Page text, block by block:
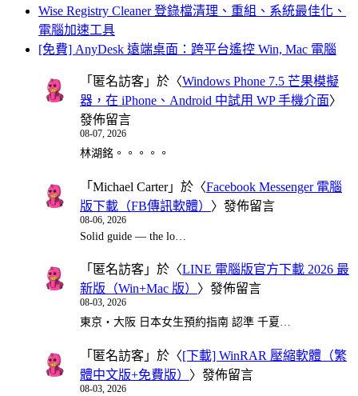
Wise Registry Cleaner 登錄檔清理、重組、系統最佳化、
電腦加速工具
[免費] AnyDesk 遠端桌面：跨平台遙控 Win, Mac 電腦
「 匿名訪客 」於〈Windows Phone 7.5 芒果模擬
器，在 iPhone、Android 中試用 WP 手機介面〉
發佈留言
08-07, 2026
林湖銘。。。。。
「 Michael Carter」於〈Facebook Messenger 電腦
版下載（FB傳訊軟體） 〉發佈留言
08-06, 2026
Solid guide — the lo…
「 匿名訪客 」於〈LINE 電腦版官方下載 2026 最
新版（Win+Mac 版） 〉發佈留言
08-03, 2026
東京・大阪 日本女生預約指南 認準 千夏…
「 匿名訪客 」於〈[下載] WinRAR 壓縮軟體（繁
體中文版+免費版） 〉發佈留言
08-03, 2026